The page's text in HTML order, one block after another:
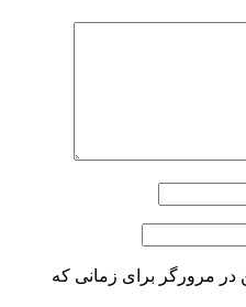
در مرورگر برای زمانی که